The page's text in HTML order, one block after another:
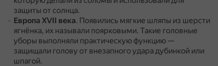
защиты от солнца.
Европа XVII века. Появились мягкие шляпы из шерсти
ягнёнка, их называли поярковыми. Такие головные
уборы выполняли практическую функцию —
защищали голову от внезапного удара дубинкой или
шпагой.